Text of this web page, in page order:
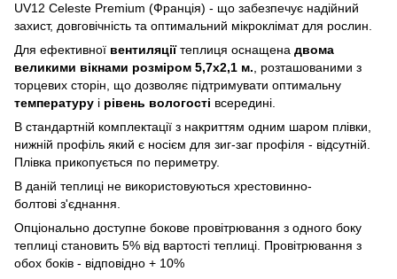
UV12 Celeste Premium (Франція) - що забезпечує надійний
захист, довговічність та оптимальний мікроклімат для рослин.
Для ефективної вентиляціїтеплиця оснащена двома
великими вікнами розміром 5,7х2,1 м. , розташованими з
торцевих сторін, що дозволяє підтримувати оптимальну
температуру і рівень вологості всередині.
В стандартній комплектації з накриттям одним шаром плівки,
нижній профіль який є носієм для зиг-заг профіля - відсутній.
Плівка прикопується по периметру.
В даній теплиці не використовуються хрестовинно-
болтові з'єднання.
Опціонально доступне бокове провітрювання з одного боку
теплиці становить 5% від вартості теплиці. Провітрювання з
обох боків - відповідно + 10%